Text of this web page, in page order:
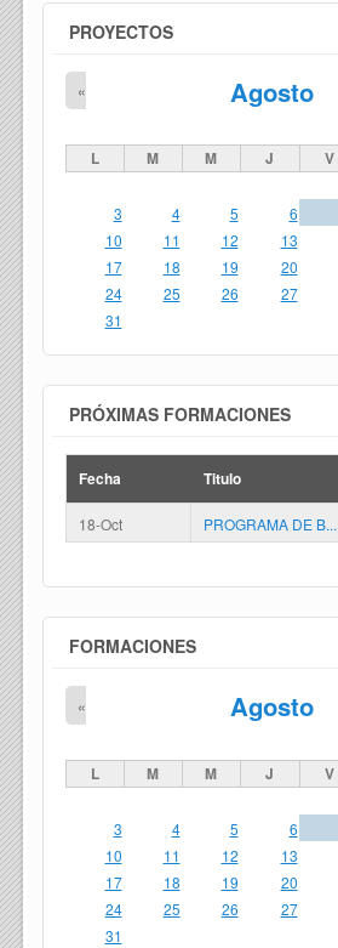
PROYECTOS
Agosto
«
L M M J V
3
4 5 6
10
11 12 13
17
18 19 20
24
25 26 27
31
PRÓXIMAS FORMACIONES
Fecha Titulo
18-Oct PROGRAMA DE B...
FORMACIONES
Agosto
«
L M M J V
3
4 5 6
10
11 12 13
17
18 19 20
24
25 26 27
31